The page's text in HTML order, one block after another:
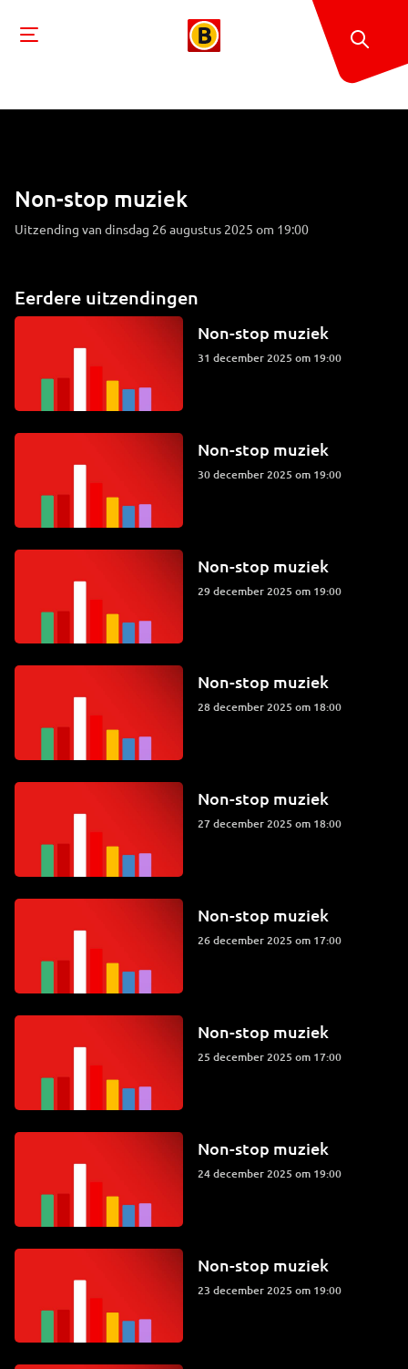
Non-stop muziek
Uitzending van dinsdag 26 augustus 2025 om 19:00
Eerdere uitzendingen
Non-stop muziek
31 december 2025 om 19:00
Non-stop muziek
30 december 2025 om 19:00
Non-stop muziek
29 december 2025 om 19:00
Non-stop muziek
28 december 2025 om 18:00
Non-stop muziek
27 december 2025 om 18:00
Non-stop muziek
26 december 2025 om 17:00
Non-stop muziek
25 december 2025 om 17:00
Non-stop muziek
24 december 2025 om 19:00
Non-stop muziek
23 december 2025 om 19:00